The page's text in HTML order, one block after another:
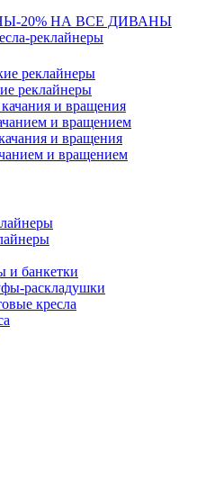
-20% НА ВСЕ ДИВАНЫ
реклайнеры
реклайнеры
реклайнеры
и вращения
и вращением
и вращения
и вращением
и банкетки
раскладушки
кресла